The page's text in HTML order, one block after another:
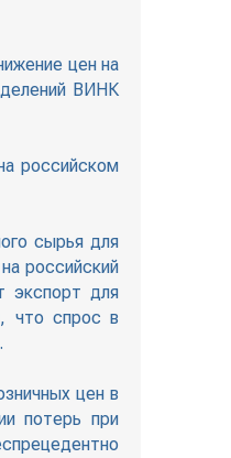
цен на
ВИНК
российском
сырья для
российский
экспорт для
что спрос в
цен в
потерь при